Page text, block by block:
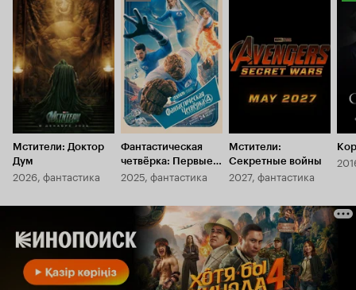
Мстители: Доктор
Дум
2026, фантастика
Кинопоиска
6.3
Фантастическая
четвёрка: Первые
шаги
2025, фантастика
Мстители:
Секретные войны
2027, фантастика